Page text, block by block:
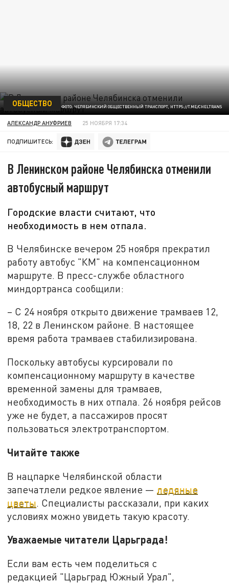
ФОТО: ЧЕЛЯБИНСКИЙ ОБЩЕСТВЕННЫЙ ТРАНСПОРТ, HTTPS://T.ME/CHELTRANS
ОБЩЕСТВО
АЛЕКСАНДР АНУФРИЕВ 25 НОЯБРЯ 17:34
ПОДПИШИТЕСЬ:
В Ленинском районе Челябинска отменили
автобусный маршрут
Городские власти считают, что
необходимость в нем отпала.
В Челябинске вечером 25 ноября прекратил
работу автобус "КМ" на компенсационном
маршруте. В пресс-службе областного
миндортранса сообщили:
– С 24 ноября открыто движение трамваев 12,
18, 22 в Ленинском районе. В настоящее
время работа трамваев стабилизирована.
Поскольку автобусы курсировали по
компенсационному маршруту в качестве
временной замены для трамваев,
необходимость в них отпала. 26 ноября рейсов
уже не будет, а пассажиров просят
пользоваться электротранспортом.
Читайте также
В нацпарке Челябинской области
запечатлели редкое явление — ледяные
цветы . Специалисты рассказали, при каких
условиях можно увидеть такую красоту.
Уважаемые читатели Царьграда!
Если вам есть чем поделиться с
редакцией "Царьград Южный Урал",